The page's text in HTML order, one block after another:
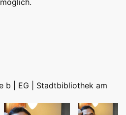
b | EG | Stadtbibliothek am